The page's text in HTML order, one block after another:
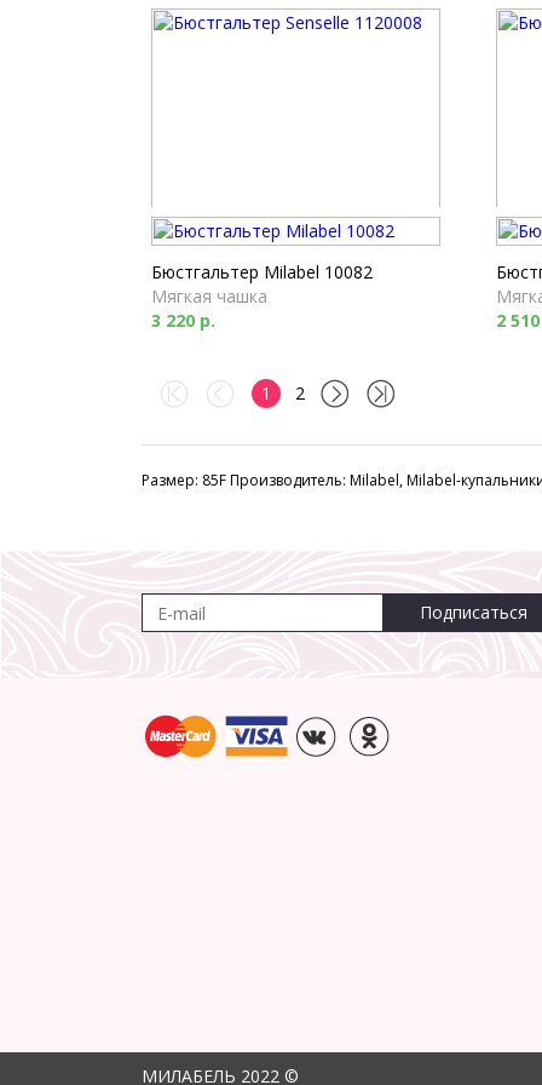
Бюстгальтер Senselle 1120008
Полупоролон
3 250 р.
2 880
Бюстгальтер Milabel 10082
Мягкая чашка
3 220 р.
2
1 2
Размер: 85F Производитель: Milabel, Milabel-
Подписаться
МИЛАБЕЛЬ 2022 ©